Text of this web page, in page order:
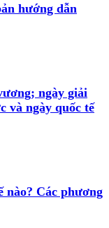
hướng dẫn
ngày giải
và ngày quốc tế
nào? Các phương